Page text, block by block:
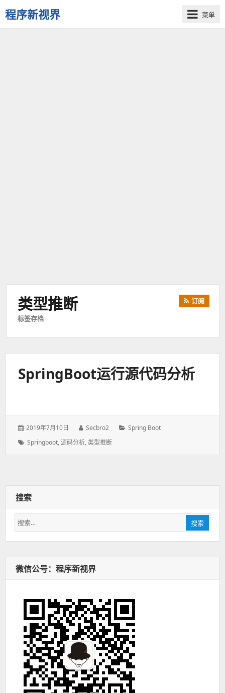
程序新视界
开
菜单
类型推断
标签存档
订阅
SpringBoot运行源代码分析
发
于：
2019年7月10日
作
者：
Secbro2
分
Spring Boot
标
Springboot,源码分析, 类型推断
搜索
搜
索：
搜索
微信公号：程序新视界